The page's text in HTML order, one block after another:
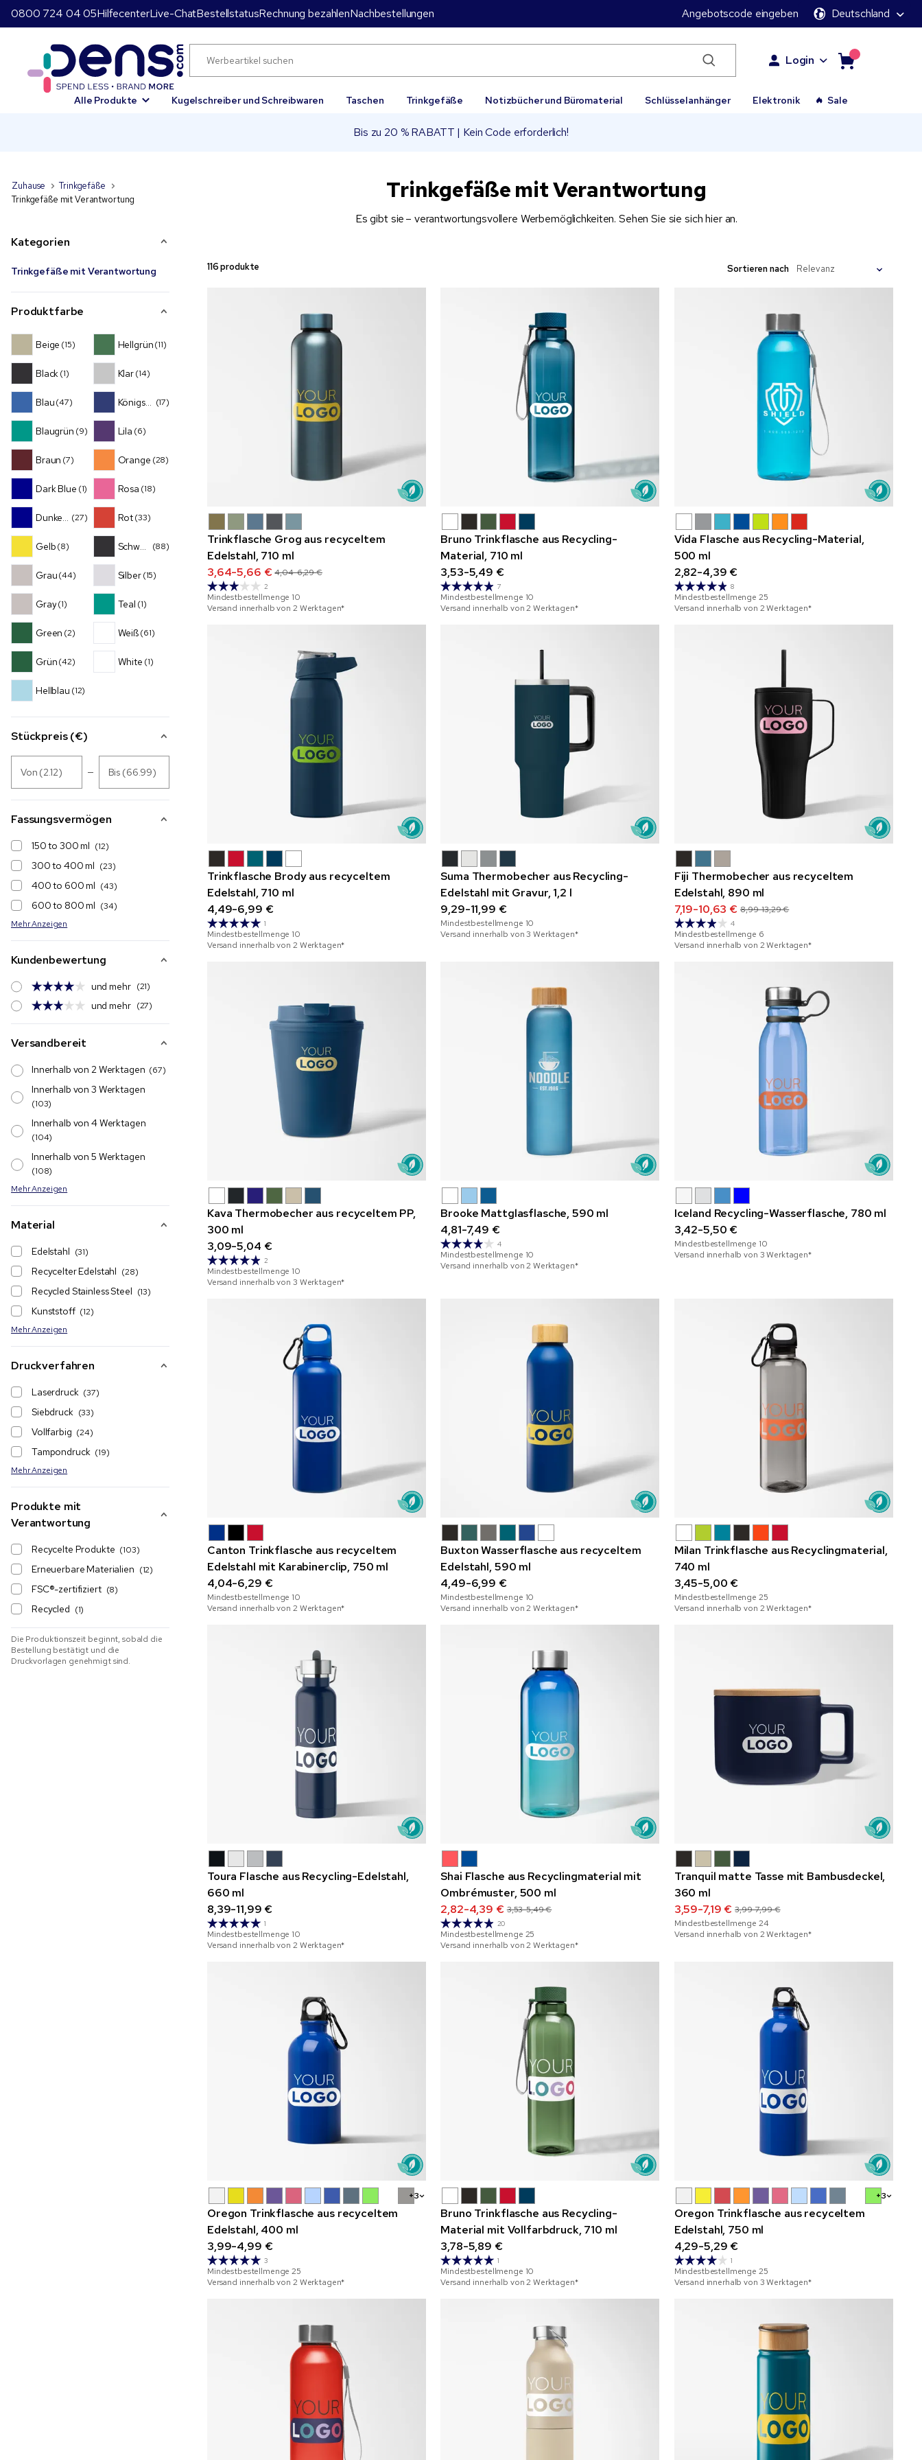
0800 724 04 05HilfecenterLive-ChatBestellstatusRechnung bezahlenNachbestellungen Angebotscode eingeben Deutschland
Login
Alle Produkte Kugelschreiber und Schreibwaren Taschen Trinkgefäße Notizbücher und Büromaterial Schlüsselanhänger Elektronik Sale
Bis zu 20 % RABATT | Kein Code erforderlich!
Zuhause
Trinkgefäße
Trinkgefäße mit Verantwortung
Kategorien
Trinkgefäße mit Verantwortung
Produktfarbe
Beige (15)
Black(1)
Blau(47)
Blaugrün (9)
Braun (7)
Dark Blue (1)
Dunkelblau
(27)
Gelb(8)
Grau(44)
Gray(1)
Green (2)
Grün(42)
Hellblau (12)
Hellgrün(11)
Klar(14)
Königsblau(17)
Lila (6)
Orange (28)
Rosa (18)
Rot(33)
Schwarz(88)
Silber (15)
Teal (1)
Weiß(61)
White (1)
Stückpreis (€)
Von (2.12) Bis (66.99)
Fassungsvermögen
150 to 300 ml (12)
300 to 400 ml (23)
400 to 600 ml (43)
600 to 800 ml (34)
Mehr Anzeigen
Kundenbewertung
und mehr (21)
und mehr (27)
Versandbereit
Innerhalb von 2 Werktagen (67)
Innerhalb von 3 Werktagen
(103)
Innerhalb von 4 Werktagen
(104)
Innerhalb von 5 Werktagen
(108)
Mehr Anzeigen
Material
Edelstahl (31)
Recycelter Edelstahl (28)
Recycled Stainless Steel (13)
Kunststoff (12)
Mehr Anzeigen
Druckverfahren
Laserdruck (37)
Siebdruck (33)
Vollfarbig (24)
Tampondruck (19)
Mehr Anzeigen
Produkte mit
Verantwortung
Recycelte Produkte (103)
Erneuerbare Materialien (12)
FSC®-zertifiziert (8)
Recycled (1)
Die Produktionszeit beginnt, sobald die
Bestellung bestätigt und die
Druckvorlagen genehmigt sind.
Trinkgefäße mit Verantwortung
Es gibt sie – verantwortungsvollere Werbemöglichkeiten. Sehen Sie sie sich hier an.
116 produkte Sortieren nach
Trinkflasche Grog aus recyceltem
Edelstahl, 710 ml
3,64-5,66 € 4,04-6,29 €
2
Mindestbestellmenge 10
Versand innerhalb von 2 Werktagen*
Bruno Trinkflasche aus Recycling-
Material, 710 ml
3,53-5,49 €
7
Mindestbestellmenge 10
Versand innerhalb von 2 Werktagen*
Vida Flasche aus Recycling-Material,
500 ml
2,82-4,39 €
8
Mindestbestellmenge 25
Versand innerhalb von 2 Werktagen*
Trinkflasche Brody aus recyceltem
Edelstahl, 710 ml
4,49-6,99 €
1
Mindestbestellmenge 10
Versand innerhalb von 2 Werktagen*
Suma Thermobecher aus Recycling-
Edelstahl mit Gravur, 1,2 l
9,29-11,99 €
Mindestbestellmenge 10
Versand innerhalb von 3 Werktagen*
Fiji Thermobecher aus recyceltem
Edelstahl, 890 ml
7,19-10,63 € 8,99-13,29 €
4
Mindestbestellmenge 6
Versand innerhalb von 2 Werktagen*
Kava Thermobecher aus recyceltem PP,
300 ml
3,09-5,04 €
2
Mindestbestellmenge 10
Versand innerhalb von 3 Werktagen*
Brooke Mattglasflasche, 590 ml
4,81-7,49 €
4
Mindestbestellmenge 10
Versand innerhalb von 2 Werktagen*
Iceland Recycling-Wasserflasche, 780 ml
3,42-5,50 €
Mindestbestellmenge 10
Versand innerhalb von 3 Werktagen*
Canton Trinkflasche aus recyceltem
Edelstahl mit Karabinerclip, 750 ml
4,04-6,29 €
Mindestbestellmenge 10
Versand innerhalb von 2 Werktagen*
Buxton Wasserflasche aus recyceltem
Edelstahl, 590 ml
4,49-6,99 €
Mindestbestellmenge 10
Versand innerhalb von 2 Werktagen*
Milan Trinkflasche aus Recyclingmaterial,
740 ml
3,45-5,00 €
Mindestbestellmenge 25
Versand innerhalb von 2 Werktagen*
Toura Flasche aus Recycling-Edelstahl,
660 ml
8,39-11,99 €
1
Mindestbestellmenge 10
Versand innerhalb von 2 Werktagen*
Shai Flasche aus Recyclingmaterial mit
Ombrémuster, 500 ml
2,82-4,39 € 3,53-5,49 €
20
Mindestbestellmenge 25
Versand innerhalb von 2 Werktagen*
Tranquil matte Tasse mit Bambusdeckel,
360 ml
3,59-7,19 € 3,99-7,99 €
Mindestbestellmenge 24
Versand innerhalb von 2 Werktagen*
+3
Oregon Trinkflasche aus recyceltem
Edelstahl, 400 ml
3,99-4,99 €
3
Mindestbestellmenge25
Versand innerhalb von 2 Werktagen*
Bruno Trinkflasche aus Recycling-
Material mit Vollfarbdruck, 710 ml
3,78-5,89 €
1
Mindestbestellmenge 10
Versand innerhalb von 2 Werktagen*
+3
Oregon Trinkflasche aus recyceltem
Edelstahl, 750 ml
4,29-5,29 €
1
Mindestbestellmenge 25
Versand innerhalb von 3 Werktagen*